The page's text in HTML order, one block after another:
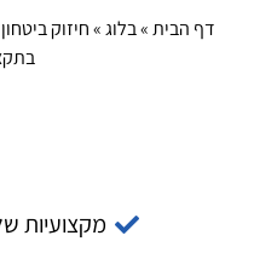
דף הבית»בלוג»חיזוק
מקצועיות של